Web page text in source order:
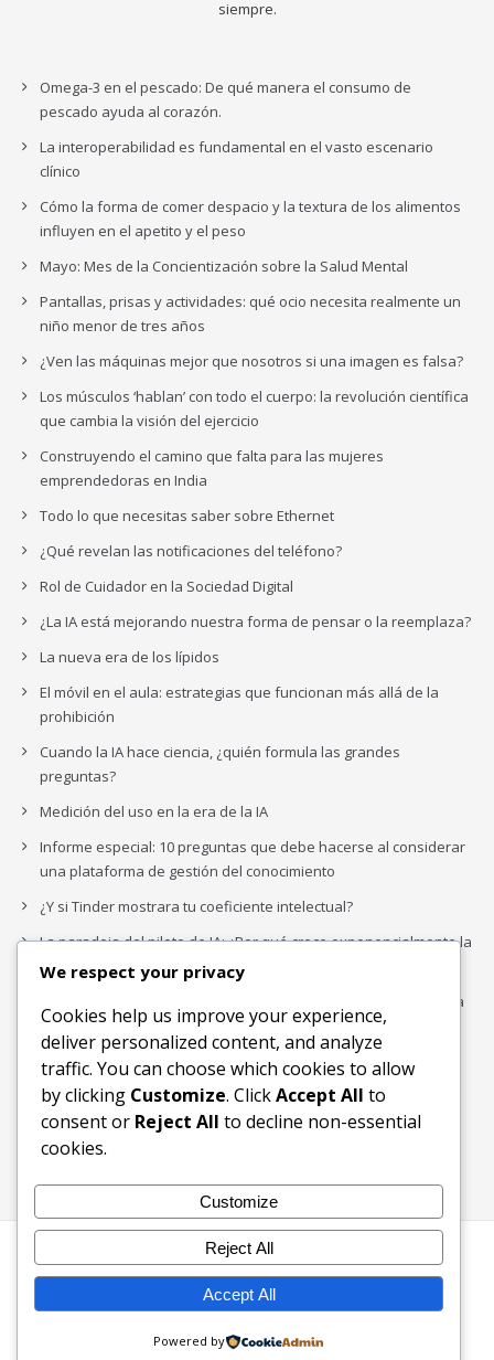
siempre.
Omega-3 en el pescado: De qué manera el consumo de
pescado ayuda al corazón.
La interoperabilidad es fundamental en el vasto escenario
clínico
Cómo la forma de comer despacio y la textura de los alimentos
influyen en el apetito y el peso
Mayo: Mes de la Concientización sobre la Salud Mental
Pantallas, prisas y actividades: qué ocio necesita realmente un
niño menor de tres años
¿Ven las máquinas mejor que nosotros si una imagen es falsa?
Los músculos ‘hablan’ con todo el cuerpo: la revolución científica
que cambia la visión del ejercicio
Construyendo el camino que falta para las mujeres
emprendedoras en India
Todo lo que necesitas saber sobre Ethernet
¿Qué revelan las notificaciones del teléfono?
Rol de Cuidador en la Sociedad Digital
¿La IA está mejorando nuestra forma de pensar o la reemplaza?
La nueva era de los lípidos
El móvil en el aula: estrategias que funcionan más allá de la
prohibición
Cuando la IA hace ciencia, ¿quién formula las grandes
preguntas?
Medición del uso en la era de la IA
Informe especial: 10 preguntas que debe hacerse al considerar
una plataforma de gestión del conocimiento
¿Y si Tinder mostrara tu coeficiente intelectual?
La paradoja del piloto de IA: ¿Por qué crece exponencialmente la
complejidad de la IA empresarial?
Los organigramas de marketing se crearon para los canales. La
IA acaba de dejarlos obsoletos.
Buscar
Buscar
Inicio Blog
Bloques Temáticos
Contactos
We respect your privacy
Cookies help us improve your experience,
deliver personalized content, and analyze
traffic. You can choose which cookies to allow
by clicking Customize. ClickAccept All to
consent or Reject All to decline non-essential
cookies.
Customize
Reject All
Accept All
Powered by